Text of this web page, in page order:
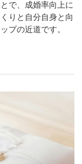
で、成婚率向上に
りと自分自身と向
プの近道です。